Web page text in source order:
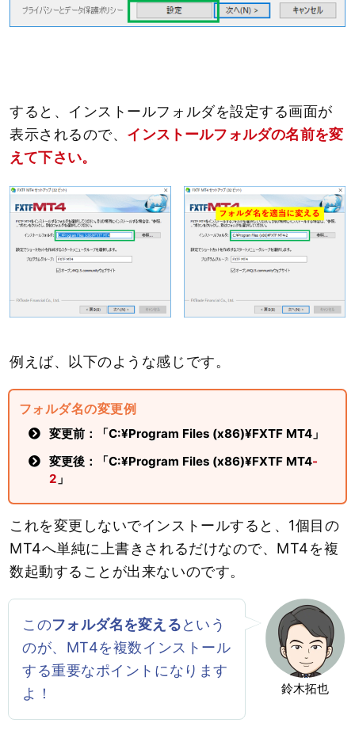
すると、インストールフォルダを設定する画面が
表示されるので、 インストールフォルダの名前を変
えて下さい。
例えば、以下のような感じです。
フォルダ名の変更例
変更前：「C:¥Program Files (x86)¥FXTF MT4」
変更後：「C:¥Program Files (x86)¥FXTF MT4-
2 」
これを変更しないでインストールすると、1個目の
MT4へ単純に上書きされるだけなので、MT4を複
数起動することが出来ないのです。
鈴木拓也
このフォルダ名を変えるという
のが、MT4を複数インストール
する重要なポイントになります
よ！